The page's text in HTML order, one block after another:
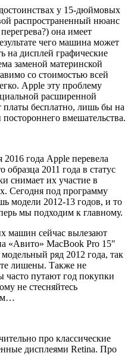
у 15-дюймовых
распространенный нюанс
она имеет
чего машина может
на дисплей графические
заменой материнской
со стоимостью всей
Apple эту проблему
расширенной
бесплатно, лишь бы на
вмешательства.
года Apple перевела
2011 года в статус
снимает их участие в
Сегодня под программу
модели 2012-13 годов, и то
мы подходим к главному.
машин сейчас вылезают
«Авито» MacBook Pro 15″
ряд 2012 года, так
лишены. Также не
часто путают год покупки
не стесняйтесь
про классические
дисплеями Retina. Про